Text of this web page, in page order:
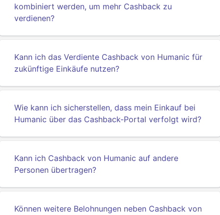
kombiniert werden, um mehr Cashback zu
verdienen?
Kann ich das Verdiente Cashback von Humanic für
zukünftige Einkäufe nutzen?
Wie kann ich sicherstellen, dass mein Einkauf bei
Humanic über das Cashback-Portal verfolgt wird?
Kann ich Cashback von Humanic auf andere
Personen übertragen?
Können weitere Belohnungen neben Cashback von